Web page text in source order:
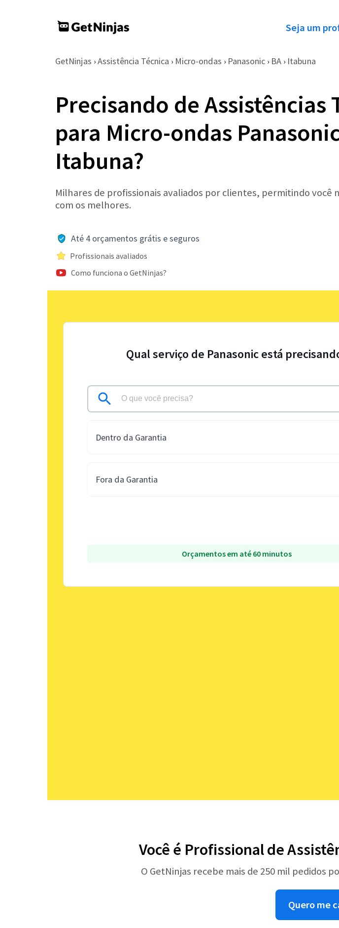
Seja um
GetNinjas › Assistência Técnica › Micro-ondas › Panasonic › BA › Itabuna
Precisando de Assistências
para Micro-ondas
Itabuna?
Milhares de profissionais avaliados por clientes, permitindo você
com os melhores.
Até 4 orçamentos grátis e seguros
Profissionais avaliados
Como funciona o GetNinjas?
Qual serviço de Panasonic está
Dentro da Garantia
Fora da Garantia
Orçamentos em até 60 minutos
Você é Profissional de
O GetNinjas recebe mais de 250 mil pedidos
Quero me